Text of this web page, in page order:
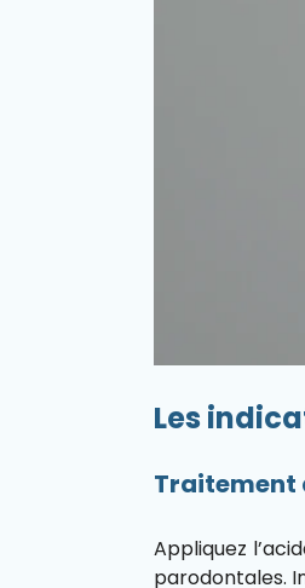
Les
Traitement
Appliquez
parodontales.